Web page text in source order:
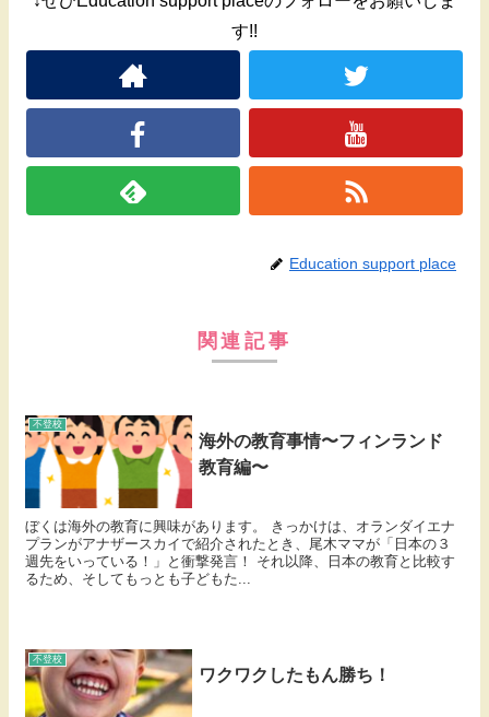
す!!
Education support place
関連記事
不登校
海外の教育事情〜フィンランド
教育編〜
ぼくは海外の教育に興味があります。 きっかけは、オランダイエナ
プランがアナザースカイで紹介されたとき、尾木ママが「日本の３
週先をいっている！」と衝撃発言！ それ以降、日本の教育と比較す
るため、そしてもっとも子どもた...
不登校
ワクワクしたもん勝ち！